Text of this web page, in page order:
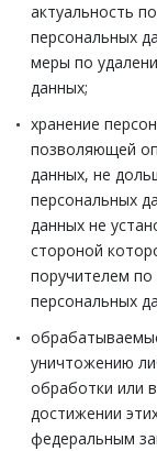
актуальность
персональных
меры по
данных;
хранение
позволяющей
данных, не
персональных
данных не
стороной
поручителем по
персональных
уничтожению
обработки или
достижении
федеральным